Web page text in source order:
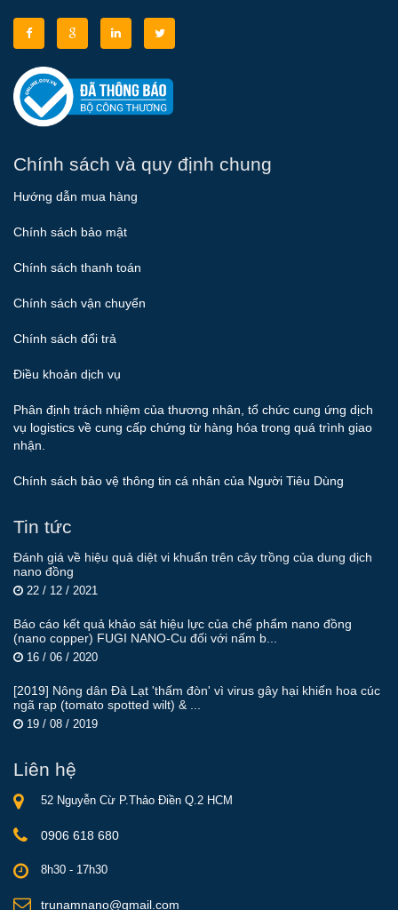
Chính sách và quy định chung
Hướng dẫn mua hàng
Chính sách bảo mật
Chính sách thanh toán
Chính sách vận chuyển
Chính sách đổi trả
Điều khoản dịch vụ
Phân định trách nhiệm của thương nhân, tổ chức cung ứng dịch
vụ logistics về cung cấp chứng từ hàng hóa trong quá trình giao
nhận.
Chính sách bảo vệ thông tin cá nhân của Người Tiêu Dùng
Tin tức
Đánh giá về hiệu quả diệt vi khuẩn trên cây trồng của dung dịch
nano đồng
22 / 12 / 2021
Báo cáo kết quả khảo sát hiệu lực của chế phẩm nano đồng
(nano copper) FUGI NANO-Cu đối với nấm b...
16 / 06 / 2020
[2019] Nông dân Đà Lạt 'thấm đòn' vì virus gây hại khiến hoa cúc
ngã rạp (tomato spotted wilt) & ...
19 / 08 / 2019
Liên hệ
52 Nguyễn Cừ P.Thảo Điền Q.2 HCM
0906 618 680
8h30 - 17h30
trunamnano@gmail.com